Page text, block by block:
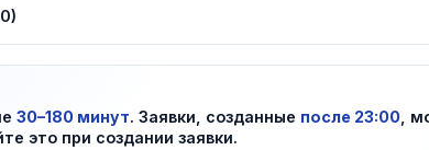
30–180 минут. Заявки, созданные после 23:00 ,
это при создании заявки.